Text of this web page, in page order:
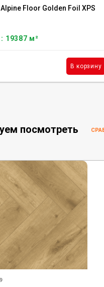
Floor Golden Foil XPS
19387 м²
В корзину
посмотреть